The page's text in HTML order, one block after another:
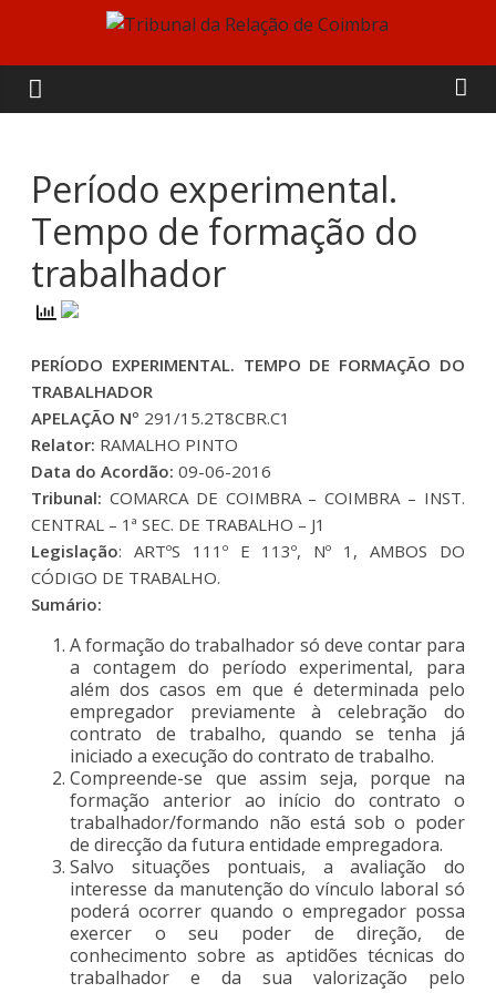
content
Tribunal
da
Relação
de
Coimbra
Período experimental.
Tempo de formação do
trabalhador
PERÍODO EXPERIMENTAL. TEMPO DE FORMAÇÃO DO
TRABALHADOR
APELAÇÃO Nº 291/15.2T8CBR.C1
Relator: RAMALHO PINTO
Data do Acordão: 09-06-2016
Tribunal:COMARCA DE COIMBRA – COIMBRA – INST.
CENTRAL – 1ª SEC. DE TRABALHO – J1
Legislação: ARTºS 111º E 113º, Nº 1, AMBOS DO
CÓDIGO DE TRABALHO.
Sumário:
A formação do trabalhador só deve contar para
a contagem do período experimental, para
além dos casos em que é determinada pelo
empregador previamente à celebração do
contrato de trabalho, quando se tenha já
iniciado a execução do contrato de trabalho.
Compreende-se que assim seja, porque na
formação anterior ao início do contrato o
trabalhador/formando não está sob o poder
de direcção da futura entidade empregadora.
Salvo situações pontuais, a avaliação do
interesse da manutenção do vínculo laboral só
poderá ocorrer quando o empregador possa
exercer o seu poder de direção, de
conhecimento sobre as aptidões técnicas do
trabalhador e da sua valorização pelo